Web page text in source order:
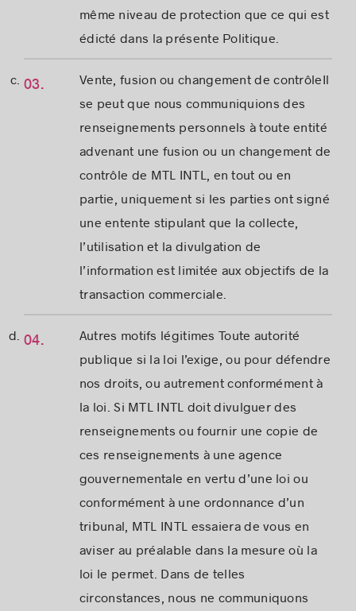
même niveau de protection que ce qui est
édicté dans la présente Politique.
Vente, fusion ou changement de contrôleIl
se peut que nous communiquions des
renseignements personnels à toute entité
advenant une fusion ou un changement de
contrôle de MTL INTL, en tout ou en
partie, uniquement si les parties ont signé
une entente stipulant que la collecte,
l’utilisation et la divulgation de
l’information est limitée aux objectifs de la
transaction commerciale.
Autres motifs légitimes Toute autorité
publique si la loi l’exige, ou pour défendre
nos droits, ou autrement conformément à
la loi. Si MTL INTL doit divulguer des
renseignements ou fournir une copie de
ces renseignements à une agence
gouvernementale en vertu d’une loi ou
conformément à une ordonnance d’un
tribunal, MTL INTL essaiera de vous en
aviser au préalable dans la mesure où la
loi le permet. Dans de telles
circonstances, nous ne communiquons